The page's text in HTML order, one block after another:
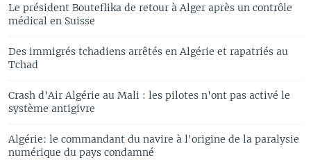
Le président Bouteflika de retour à Alger après un contrôle
médical en Suisse
Des immigrés tchadiens arrêtés en Algérie et rapatriés au
Tchad
Crash d'Air Algérie au Mali : les pilotes n'ont pas activé le
système antigivre
Algérie: le commandant du navire à l'origine de la paralysie
numérique du pays condamné